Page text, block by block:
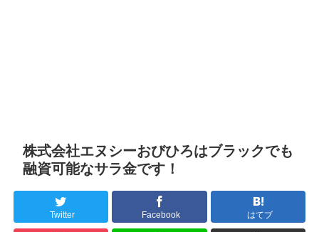
株式会社エヌシーおびひろはブラックでも
融資可能なサラ金です！
Twitter Facebook はてブ